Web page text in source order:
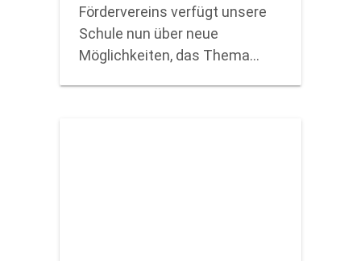
Fördervereins verfügt unsere
Schule nun über neue
Möglichkeiten, das Thema…